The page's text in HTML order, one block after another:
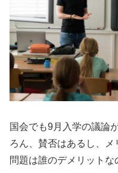
国会でも9月入学の議論
ろん、賛否はあるし、メ
問題は誰のデメリットな